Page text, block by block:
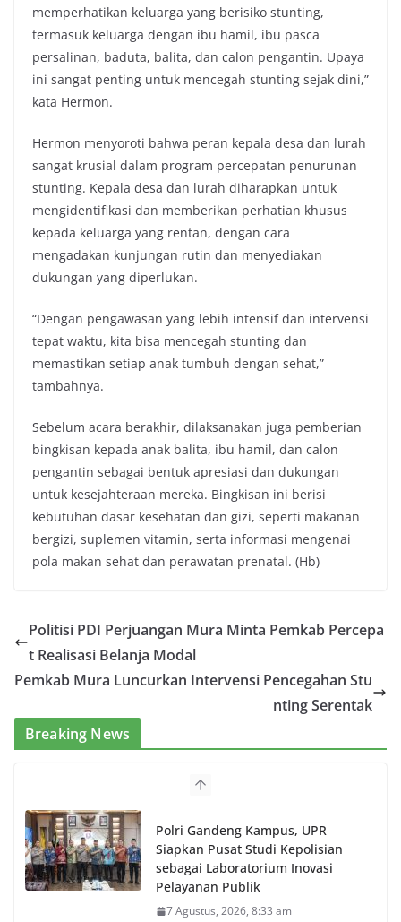
memperhatikan keluarga yang berisiko stunting,
termasuk keluarga dengan ibu hamil, ibu pasca
persalinan, baduta, balita, dan calon pengantin. Upaya
ini sangat penting untuk mencegah stunting sejak dini,”
kata Hermon.
Hermon menyoroti bahwa peran kepala desa dan lurah
sangat krusial dalam program percepatan penurunan
stunting. Kepala desa dan lurah diharapkan untuk
mengidentifikasi dan memberikan perhatian khusus
kepada keluarga yang rentan, dengan cara
mengadakan kunjungan rutin dan menyediakan
dukungan yang diperlukan.
“Dengan pengawasan yang lebih intensif dan intervensi
tepat waktu, kita bisa mencegah stunting dan
memastikan setiap anak tumbuh dengan sehat,”
tambahnya.
Sebelum acara berakhir, dilaksanakan juga pemberian
bingkisan kepada anak balita, ibu hamil, dan calon
pengantin sebagai bentuk apresiasi dan dukungan
untuk kesejahteraan mereka. Bingkisan ini berisi
kebutuhan dasar kesehatan dan gizi, seperti makanan
bergizi, suplemen vitamin, serta informasi mengenai
pola makan sehat dan perawatan prenatal. (Hb)
Politisi PDI Perjuangan Mura Minta Pemkab Percepa
t Realisasi Belanja Modal
Pemkab Mura Luncurkan Intervensi Pencegahan Stu
nting Serentak
Breaking News
Polri Gandeng Kampus, UPR
Siapkan Pusat Studi Kepolisian
sebagai Laboratorium Inovasi
Pelayanan Publik
7 Agustus, 2026, 8:33 am